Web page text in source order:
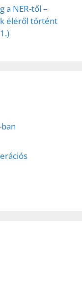
a NER-től –
éléről történt